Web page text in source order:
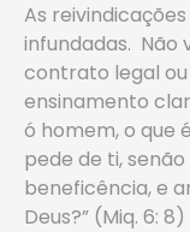
As
infundadas. Não
contrato legal
ensinamento
ó homem, o que
pede de ti,
beneficência, e
Deus?” (Miq. 6: 8)